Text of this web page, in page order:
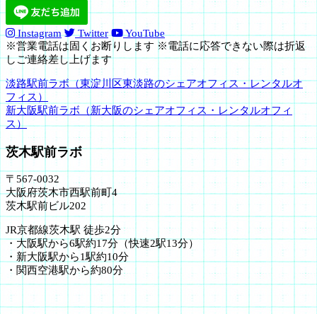
Instagram Twitter
YouTube
※営業電話は固くお断りします ※電話に応答できない際は折返
しご連絡差し上げます
淡路駅前ラボ（東淀川区東淡路のシェアオフィス・レンタルオ
フィス）
新大阪駅前ラボ（新大阪のシェアオフィス・レンタルオフィ
ス）
茨木駅前ラボ
〒567-0032
大阪府茨木市西駅前町4
茨木駅前ビル202
JR京都線茨木駅 徒歩2分
・大阪駅から6駅約17分（快速2駅13分）
・新大阪駅から1駅約10分
・関西空港駅から約80分